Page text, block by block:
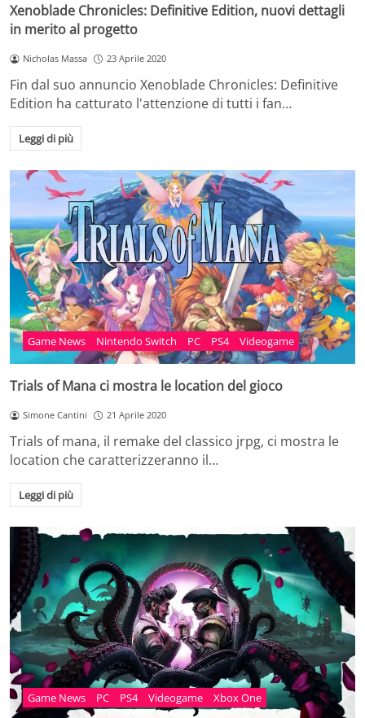
Xenoblade Chronicles: Definitive Edition, nuovi dettagli
in merito al progetto
Nicholas Massa 23 Aprile 2020
Fin dal suo annuncio Xenoblade Chronicles: Definitive
Edition ha catturato l'attenzione di tutti i fan…
Leggi di più
Game News Nintendo Switch PC PS4 Videogame
Trials of Mana ci mostra le location del gioco
Simone Cantini 21 Aprile 2020
Trials of mana, il remake del classico jrpg, ci mostra le
location che caratterizzeranno il…
Leggi di più
Game News PC PS4 Videogame Xbox One